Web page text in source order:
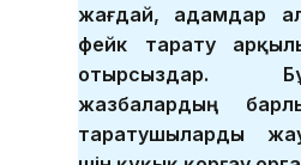
жағдай, адамдар
фейк тарату
отырсыздар.
жазбалардың
таратушыларды